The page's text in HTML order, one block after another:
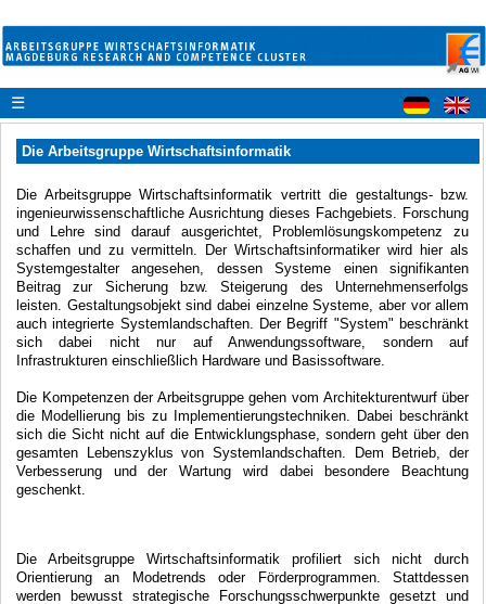
☰
Die Arbeitsgruppe Wirtschaftsinformatik
Die Arbeitsgruppe Wirtschaftsinformatik vertritt die gestaltungs- bzw.
ingenieurwissenschaftliche Ausrichtung dieses Fachgebiets. Forschung
und Lehre sind darauf ausgerichtet, Problemlösungskompetenz zu
schaffen und zu vermitteln. Der Wirtschaftsinformatiker wird hier als
Systemgestalter angesehen, dessen Systeme einen signifikanten
Beitrag zur Sicherung bzw. Steigerung des Unternehmenserfolgs
leisten. Gestaltungsobjekt sind dabei einzelne Systeme, aber vor allem
auch integrierte Systemlandschaften. Der Begriff "System" beschränkt
sich dabei nicht nur auf Anwendungssoftware, sondern auf
Infrastrukturen einschließlich Hardware und Basissoftware.
Die Kompetenzen der Arbeitsgruppe gehen vom Architekturentwurf über
die Modellierung bis zu Implementierungstechniken. Dabei beschränkt
sich die Sicht nicht auf die Entwicklungsphase, sondern geht über den
gesamten Lebenszyklus von Systemlandschaften. Dem Betrieb, der
Verbesserung und der Wartung wird dabei besondere Beachtung
geschenkt.
Die Arbeitsgruppe Wirtschaftsinformatik profiliert sich nicht durch
Orientierung an Modetrends oder Förderprogrammen. Stattdessen
werden bewusst strategische Forschungsschwerpunkte gesetzt und